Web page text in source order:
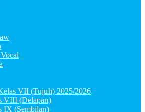
VII (Tujuh) 2025/2026
VIII (Delapan)
IX (Sembilan)